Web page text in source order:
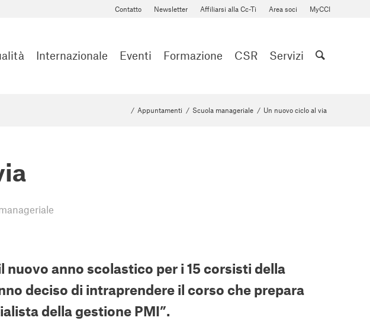
Contatto Newsletter Affiliarsi alla Cc-Ti Area soci MyCCI
Internazionale Eventi Formazione CSR Servizi
/ Appuntamenti / Scuola manageriale / Un nuovo ciclo al via
nuovo anno scolastico per i 15 corsisti della
deciso di intraprendere il corso che prepara
della gestione PMI”.